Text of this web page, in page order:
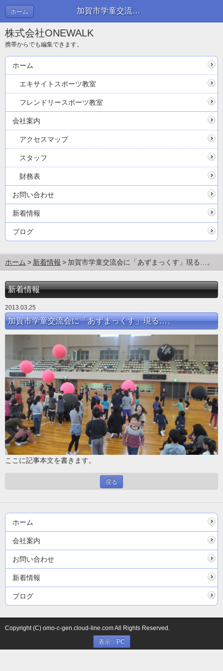
加賀市学童交流会に「あずまっくす」現る…。 | 新着情報
ホーム
株式会社ONEWALK
携帯からでも編集できます。
ホーム
エキサイトスポーツ教室
フレンドリースポーツ教室
会社案内
アクセスマップ
スタッフ
財務表
お問い合わせ
新着情報
ブログ
ホーム 新着情報 加賀市学童交流会に「あずまっくす」現る…。
新着情報
2013.03.25
加賀市学童交流会に「あずまっくす」現る…。
ここに記事本文を書きます。
戻る
ホーム
会社案内
お問い合わせ
新着情報
ブログ
Copyright (C) omo-c-gen.cloud-line.com All Rights Reserved.
表示：PC